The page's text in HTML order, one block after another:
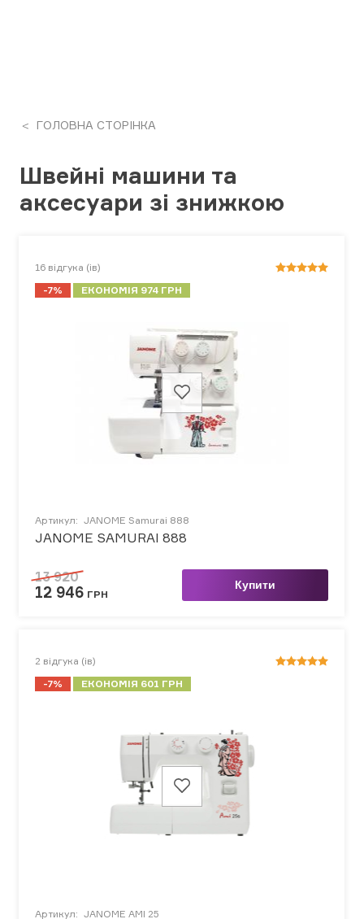
ГОЛОВНА СТОРІНКА
Швейні машини та
аксесуари зі знижкою
16 відгука (ів)
-7%
ЕКОНОМІЯ 974 ГРН
Артикул: JANOME Samurai 888
JANOME SAMURAI 888
13 920
12 946 ГРН
Купити
2 відгука (ів)
-7%
ЕКОНОМІЯ 601 ГРН
Артикул: JANOME AMI 25